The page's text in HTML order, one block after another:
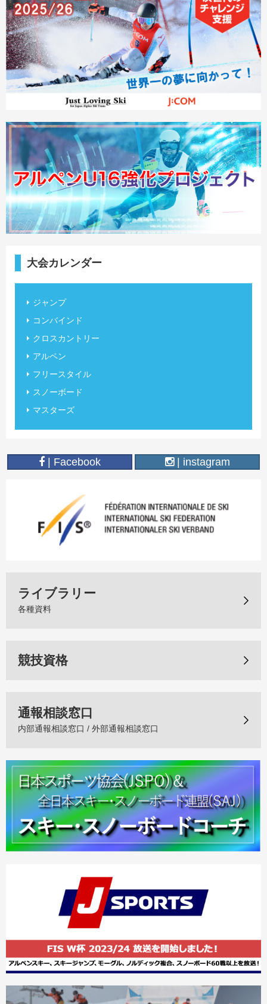
大会カレンダー
ジャンプ
コンバインド
クロスカントリー
アルペン
フリースタイル
スノーボード
マスターズ
| Facebook | instagram
ライブラリー
各種資料
競技資格
通報相談窓口
内部通報相談窓口 / 外部通報相談窓口